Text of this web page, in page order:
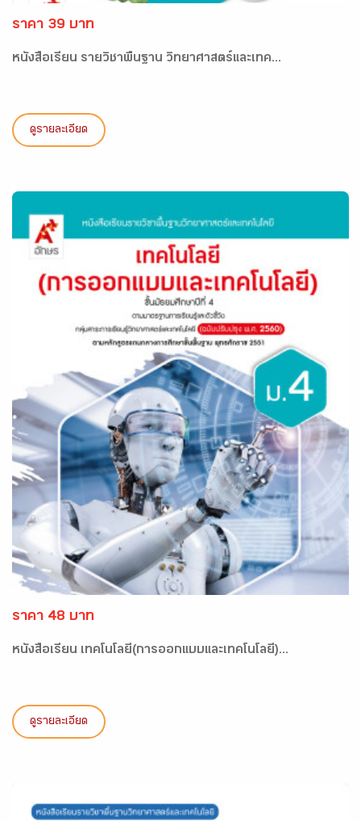
ราคา 39 บาท
หนังสือเรียน รายวิชาพื้นฐาน วิทยาศาสตร์และเทค...
ดูรายละเอียด
ราคา 48 บาท
หนังสือเรียน เทคโนโลยี(การออกแบบและเทคโนโลยี)...
ดูรายละเอียด